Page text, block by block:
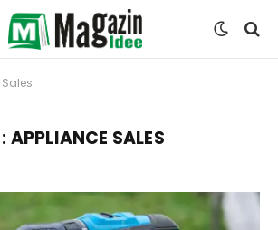
APPLIANCE SALES